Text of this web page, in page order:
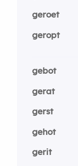
geroet
geropt
gebot
gerat
gerst
gehot
gerit